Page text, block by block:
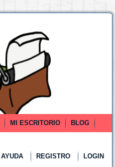
MI ESCRITORIO
BLOG
AYUDA REGISTRO LOGIN